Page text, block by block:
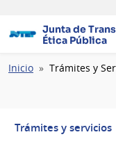
Junta de
Ética Pública
Ruta
Inicio Trámites y
Trámites y servicios